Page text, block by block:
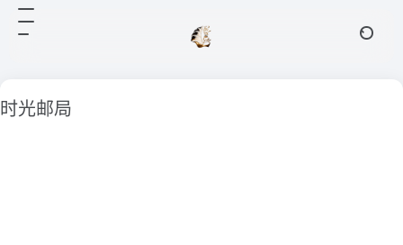
时光邮局